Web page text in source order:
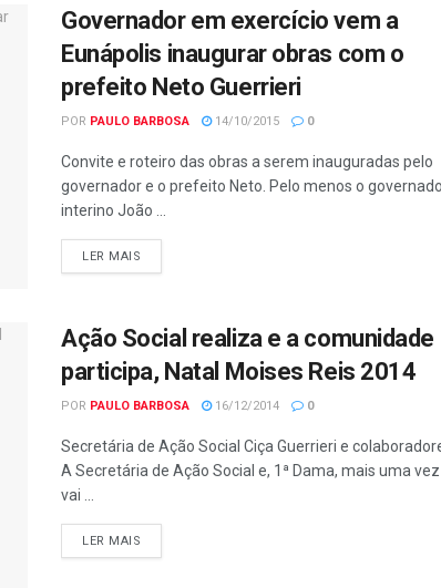
Governador em exercício vem a
Eunápolis inaugurar obras com o
prefeito Neto Guerrieri
POR PAULO BARBOSA 14/10/2015 0
Convite e roteiro das obras a serem inauguradas pelo
governador e o prefeito Neto. Pelo menos o
interino João ...
LER MAIS
Ação Social realiza e a comunidade
participa, Natal Moises Reis 2014
POR PAULO BARBOSA 16/12/2014 0
Secretária de Ação Social Ciça Guerrieri e
A Secretária de Ação Social e, 1ª Dama, mais uma vez
vai ...
LER MAIS